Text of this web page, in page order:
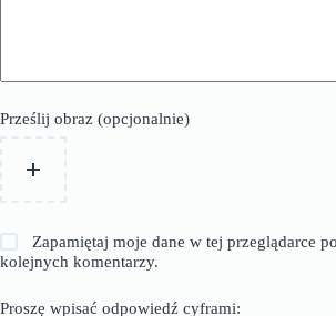
Prześlij obraz (opcjonalnie)
Zapamiętaj moje dane w tej przeglądarce
kolejnych komentarzy.
Proszę wpisać odpowiedź cyframi: